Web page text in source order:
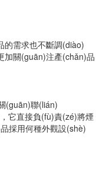
的需求也不斷調(diào)
加關(guān)注產(chǎn)品
(guān)聯(lián)
它直接負(fù)責(zé)將煙
採用何種外觀設(shè)